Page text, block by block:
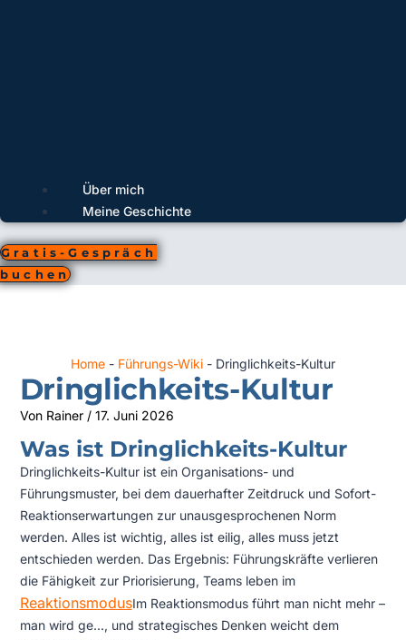
Über mich
Meine Geschichte
Gratis-Gespräch
buchen
Home - Führungs-Wiki - Dringlichkeits-Kultur
Dringlichkeits-Kultur
Von Rainer / 17. Juni 2026
Was ist Dringlichkeits-Kultur
Dringlichkeits-Kultur ist ein Organisations- und
Führungsmuster, bei dem dauerhafter Zeitdruck und Sofort-
Reaktionserwartungen zur unausgesprochenen Norm
werden. Alles ist wichtig, alles ist eilig, alles muss jetzt
entschieden werden. Das Ergebnis: Führungskräfte verlieren
die Fähigkeit zur Priorisierung, Teams leben im
ReaktionsmodusIm Reaktionsmodus führt man nicht mehr –
man wird ge..., und strategisches Denken weicht dem